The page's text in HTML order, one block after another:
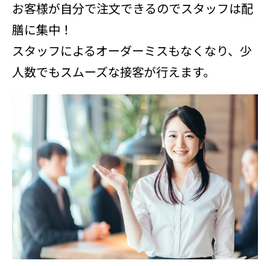
お客様が自分で注文できるのでスタッフは配
膳に集中！
スタッフによるオーダーミスもなくなり、少
人数でもスムーズな接客が行えます。